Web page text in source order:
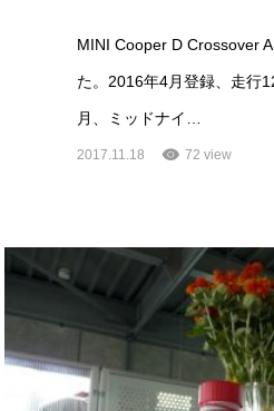
MINI Cooper D Crossover
た。2016年4月登録、走行
月、ミッドナイ…
2017.11.18 72 view